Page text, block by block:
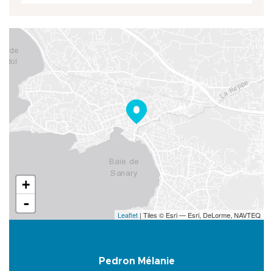
+
-
Leaflet | Tiles © Esri — Esri, DeLorme, NAVTEQ
Pedron Mélanie